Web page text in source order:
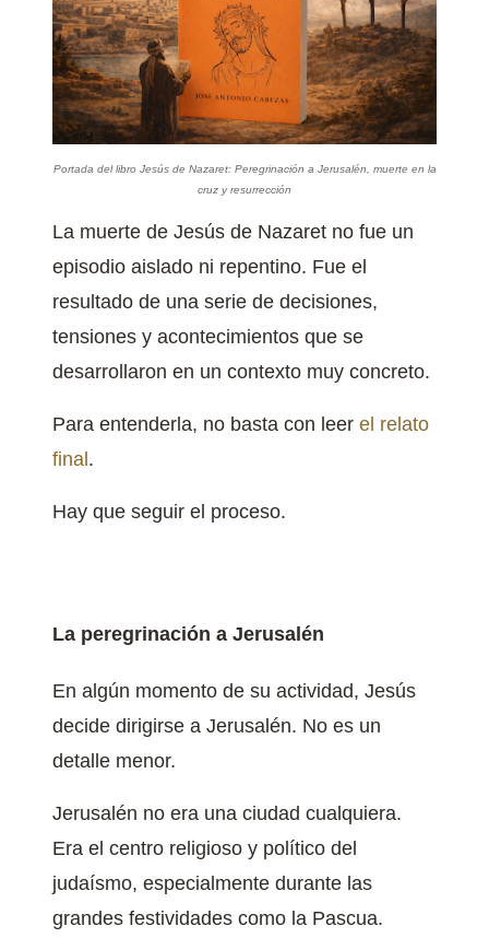
Portada del libro Jesús de Nazaret: Peregrinación a Jerusalén, muerte en la
cruz y resurrección
La muerte de Jesús de Nazaret no fue un
episodio aislado ni repentino. Fue el
resultado de una serie de decisiones,
tensiones y acontecimientos que se
desarrollaron en un contexto muy concreto.
Para entenderla, no basta con leer el relato
final .
Hay que seguir el proceso.
La peregrinación a Jerusalén
En algún momento de su actividad, Jesús
decide dirigirse a Jerusalén. No es un
detalle menor.
Jerusalén no era una ciudad cualquiera.
Era el centro religioso y político del
judaísmo, especialmente durante las
grandes festividades como la Pascua.